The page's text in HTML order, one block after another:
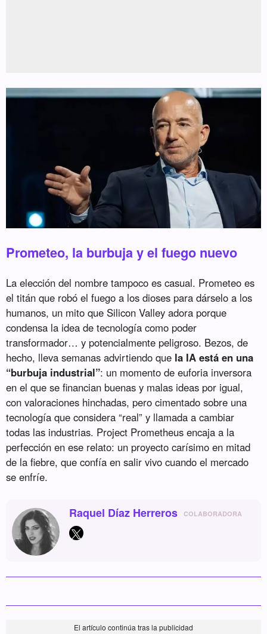
Prometeo, la burbuja y el fuego nuevo
La elección del nombre tampoco es casual. Prometeo es
el titán que robó el fuego a los dioses para dárselo a los
humanos, un mito que Silicon Valley adora porque
condensa la idea de tecnología como poder
transformador… y potencialmente peligroso. Bezos, de
hecho, lleva semanas advirtiendo que la IA está en una
“burbuja industrial”: un momento de euforia inversora
en el que se financian buenas y malas ideas por igual,
con valoraciones hinchadas, pero cimentado sobre una
tecnología que considera “real” y llamada a cambiar
todas las industrias. Project Prometheus encaja a la
perfección en ese relato: un proyecto carísimo en mitad
de la fiebre, que confía en salir vivo cuando el mercado
se enfríe.
Raquel Díaz Herreros COLABORADORA